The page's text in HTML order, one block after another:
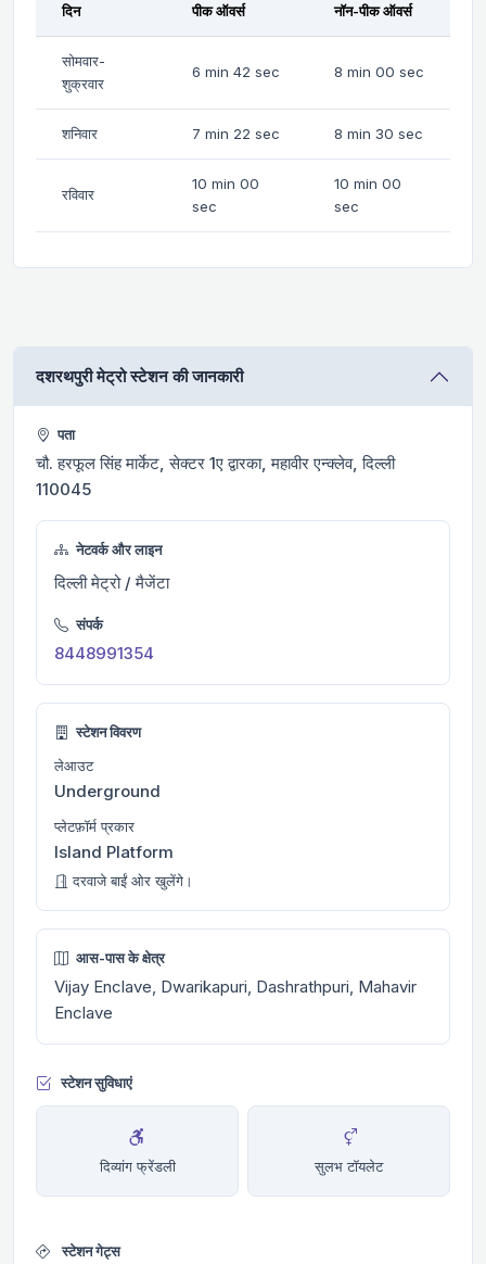
दिन पीक ऑवर्स नॉन-पीक ऑवर्स
सोमवार-
शुक्रवार
6 min 42 sec 8 min 00 sec
शनिवार 7 min 22 sec 8 min 30 sec
रविवार
10 min 00
sec
10 min 00
sec
दशरथपुरी मेट्रो स्टेशन की जानकारी
पता
चौ. हरफूल सिंह मार्केट, सेक्टर 1ए द्वारका, महावीर एन्क्लेव, दिल्ली
110045
नेटवर्क और लाइन
दिल्ली मेट्रो / मैजेंटा
संपर्क
8448991354
स्टेशन विवरण
लेआउट
Underground
प्लेटफ़ॉर्म प्रकार
Island Platform
दरवाजे बाईं ओर खुलेंगे।
आस-पास के क्षेत्र
Vijay Enclave, Dwarikapuri, Dashrathpuri, Mahavir
Enclave
स्टेशन सुविधाएं
दिव्यांग फ्रेंडली सुलभ टॉयलेट
स्टेशन गेट्स